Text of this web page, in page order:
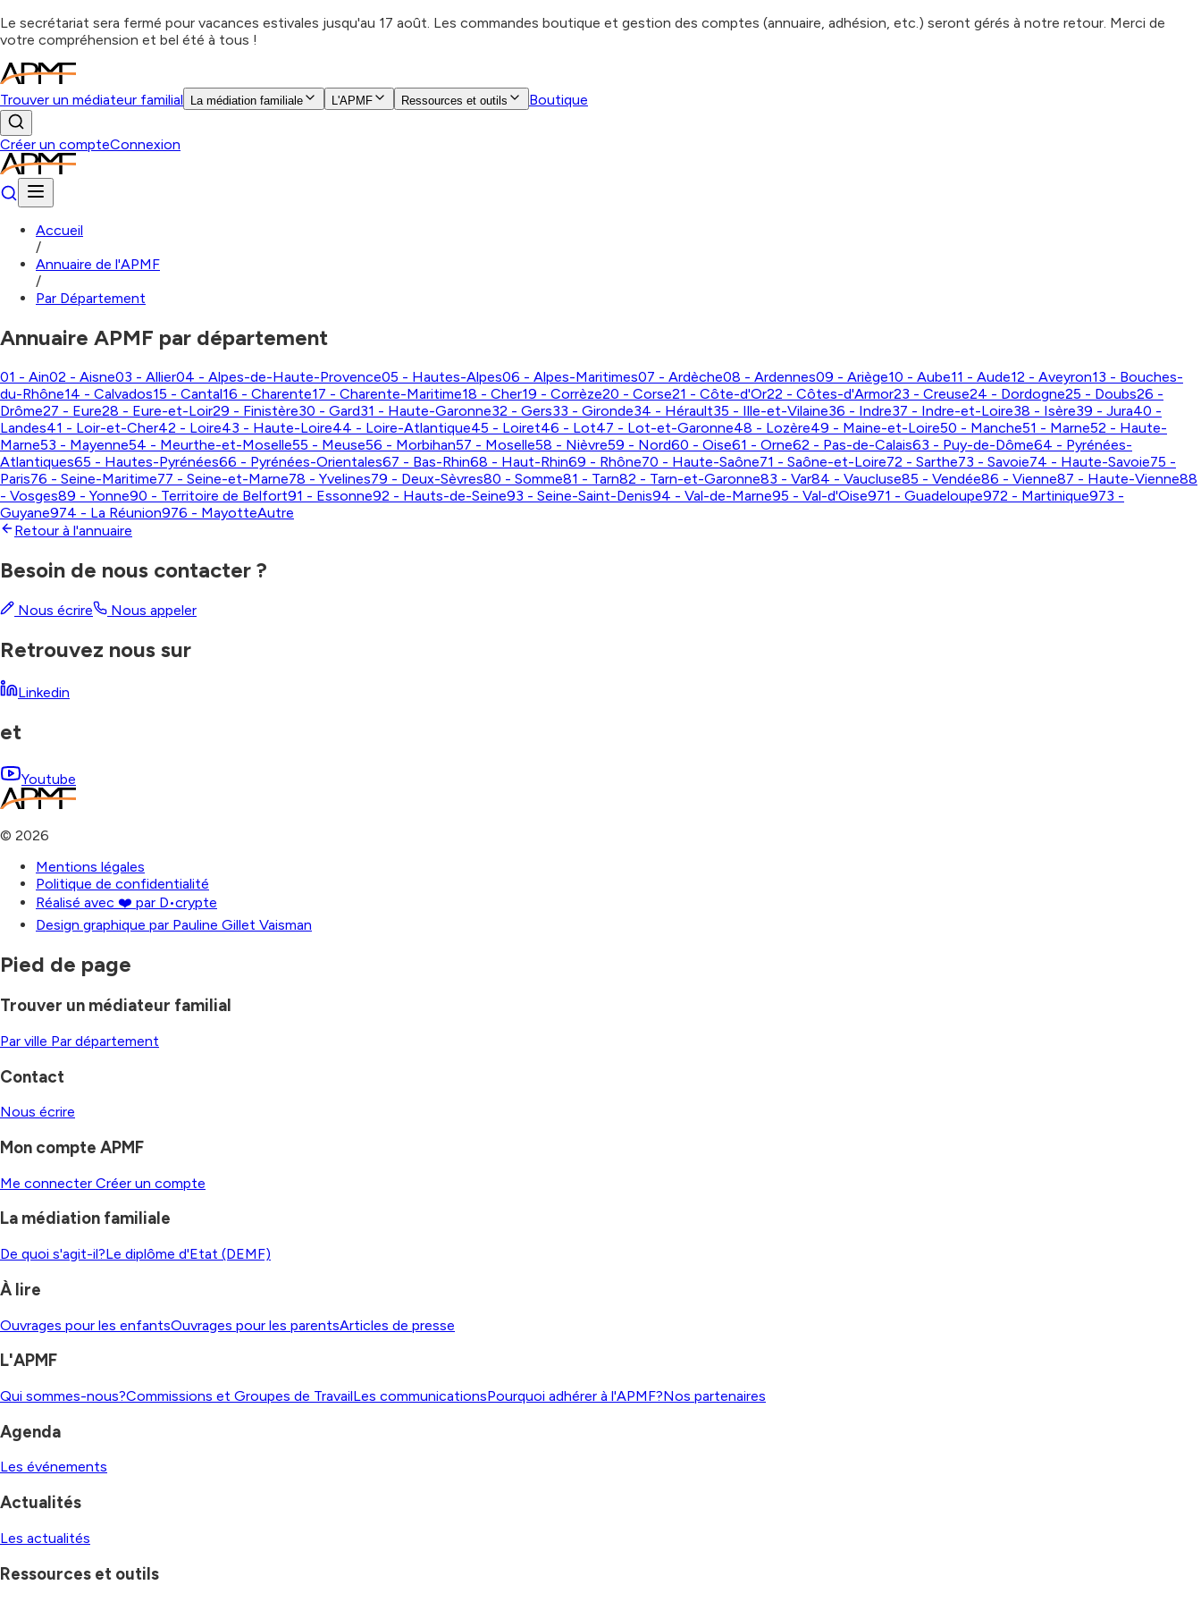
Le secrétariat sera fermé pour vacances estivales jusqu'au 17 août. Les commandes boutique et gestion des comptes (annuaire, adhésion, etc.) seront gérés à notre retour. Merci de
votre compréhension et bel été à tous !
Trouver un médiateur familial La médiation familiale L'APMF Ressources et outils Boutique
Créer un compteConnexion
Accueil
/
Annuaire de l'APMF
/
Par Département
Annuaire APMF par département
01 - Ain02 - Aisne03 - Allier04 - Alpes-de-Haute-Provence05 - Hautes-Alpes06 - Alpes-Maritimes07 - Ardèche08 - Ardennes09 - Ariège10 - Aube11 - Aude12 - Aveyron13 - Bouches-
du-Rhône14 - Calvados15 - Cantal16 - Charente17 - Charente-Maritime18 - Cher19 - Corrèze20 - Corse21 - Côte-d'Or22 - Côtes-d'Armor23 - Creuse24 - Dordogne25 - Doubs26 -
Drôme27 - Eure28 - Eure-et-Loir29 - Finistère30 - Gard31 - Haute-Garonne32 - Gers33 - Gironde34 - Hérault35 - Ille-et-Vilaine36 - Indre37 - Indre-et-Loire38 - Isère39 - Jura40 -
Landes41 - Loir-et-Cher42 - Loire43 - Haute-Loire44 - Loire-Atlantique45 - Loiret46 - Lot47 - Lot-et-Garonne48 - Lozère49 - Maine-et-Loire50 - Manche51 - Marne52 - Haute-
Marne53 - Mayenne54 - Meurthe-et-Moselle55 - Meuse56 - Morbihan57 - Moselle58 - Nièvre59 - Nord60 - Oise61 - Orne62 - Pas-de-Calais63 - Puy-de-Dôme64 - Pyrénées-
Atlantiques65 - Hautes-Pyrénées66 - Pyrénées-Orientales67 - Bas-Rhin68 - Haut-Rhin69 - Rhône70 - Haute-Saône71 - Saône-et-Loire72 - Sarthe73 - Savoie74 - Haute-Savoie75 -
Paris76 - Seine-Maritime77 - Seine-et-Marne78 - Yvelines79 - Deux-Sèvres80 - Somme81 - Tarn82 - Tarn-et-Garonne83 - Var84 - Vaucluse85 - Vendée86 - Vienne87 - Haute-Vienne88
- Vosges89 - Yonne90 - Territoire de Belfort91 - Essonne92 - Hauts-de-Seine93 - Seine-Saint-Denis94 - Val-de-Marne95 - Val-d'Oise971 - Guadeloupe972 - Martinique973 -
Guyane974 - La Réunion976 - MayotteAutre
Retour à l'annuaire
Besoin de nous contacter ?
Nous écrire Nous appeler
Retrouvez nous sur
Linkedin
et
Youtube
© 2026
Mentions légales
Politique de confidentialité
Réalisé avec ❤️ par D•crypte
Design graphique par Pauline Gillet Vaisman
Pied de page
Trouver un médiateur familial
Par ville Par département
Contact
Nous écrire
Mon compte APMF
Me connecter Créer un compte
La médiation familiale
De quoi s'agit-il?Le diplôme d'Etat (DEMF)
À lire
Ouvrages pour les enfantsOuvrages pour les parentsArticles de presse
L'APMF
Qui sommes-nous?Commissions et Groupes de TravailLes communicationsPourquoi adhérer à l'APMF?Nos partenaires
Agenda
Les événements
Actualités
Les actualités
Ressources et outils